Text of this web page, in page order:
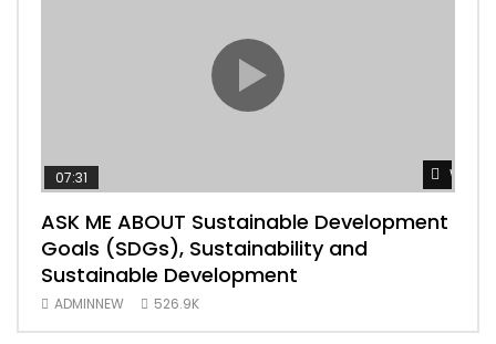
07:31
ASK ME ABOUT Sustainable Development
Goals (SDGs), Sustainability and
Sustainable Development
ADMINNEW 526.9K